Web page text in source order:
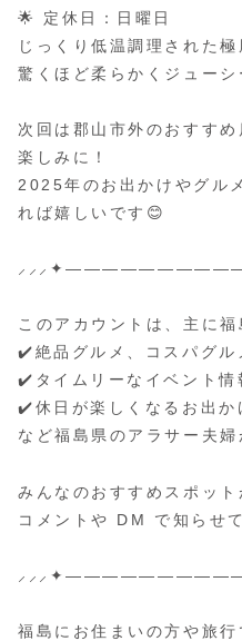
🌟 定休日：日曜日
じっくり低温調理された極
驚くほど柔らかくジュー
次回は郡山市外のおすす
楽しみに！
2025年のお出かけやグル
れば嬉しいです😊
このアカウントは、主に福
✔️絶品グルメ、コスパグル
✔️タイムリーなイベント情
✔️休日が楽しくなるお出か
など福島県のアラサー夫
みんなのおすすめスポット
コメントや DM で知らせ
福島にお住まいの方や旅行